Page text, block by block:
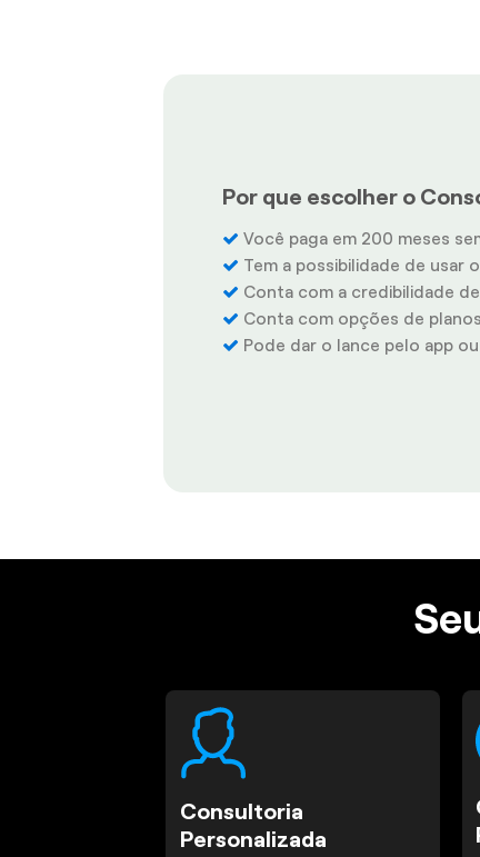
Por que escolher o
Você paga em 200 meses
Tem a possibilidade de usar o
Conta com a credibilidade
Conta com opções de
Pode dar o lance pelo app
Consultoria
Personalizada